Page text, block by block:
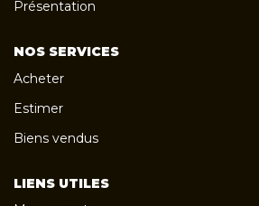
Présentation
NOS SERVICES
Acheter
Estimer
Biens vendus
LIENS UTILES